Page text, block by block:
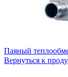
Паяный
Вернуться к